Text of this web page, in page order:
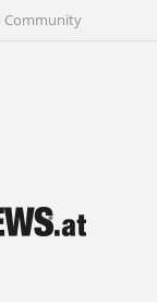
Community